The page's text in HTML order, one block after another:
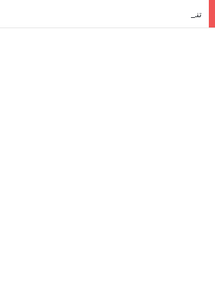
تنسيقية الموظفين والأجراء تدعو للاحتجاج أمام